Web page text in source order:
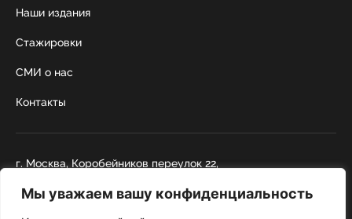
Мы уважаем вашу конфиденциальность
Наши издания
Стажировки
СМИ о нас
Контакты
г. Москва, Коробейников переулок 22,
+7 495 252 67 88